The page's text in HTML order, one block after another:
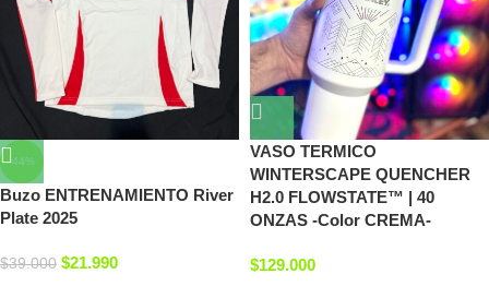
-44%
Buzo ENTRENAMIENTO River
Plate 2025
$39.000 $21.990
VASO TERMICO
WINTERSCAPE QUENCHER
H2.0 FLOWSTATE™ | 40
ONZAS -Color CREMA-
$129.000